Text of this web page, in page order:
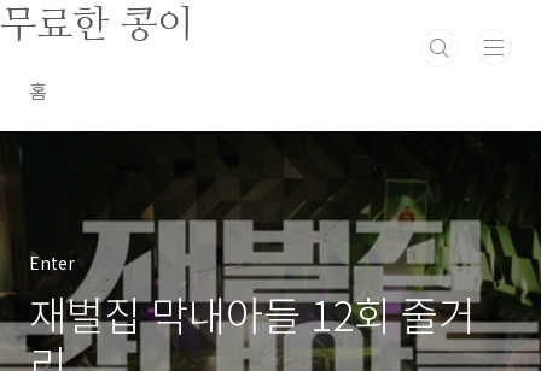
본문 바로가기
무료한 콩이
홈
Enter
재벌집 막내아들 12회 줄거